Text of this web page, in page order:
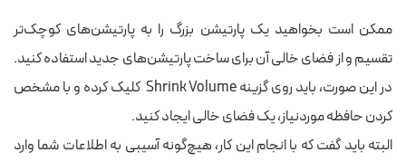
ممکن است بخواهید یک پارتیشن بزرگ را به پارتیشن‌های کوچک‌تر
تقسیم و از فضای خالی آن برای ساخت پارتیشن‌های جدید استفادهکنید.
در این صورت، باید روی گزینه Shrink Volume کلیک کرده و با مشخص
کردنحافظه‌ موردنیاز، یک فضای خالی ایجاد کنید.
البته باید گفت که با انجام این کار، هیچ‌گونه آسیبی به اطلاعات شما وارد